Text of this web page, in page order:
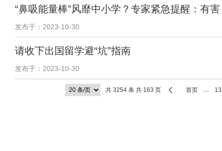
“鼻吸能量棒”风靡中小学？专家紧急提醒：有
发布于：2023-10-30
请收下出国留学避“坑”指南
发布于：2023-10-30
共 3254 条 共 163 页 首页 …